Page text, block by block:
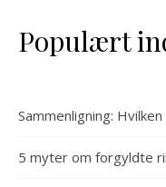
Populært
Sammenligning:
5 myter om forgyldte